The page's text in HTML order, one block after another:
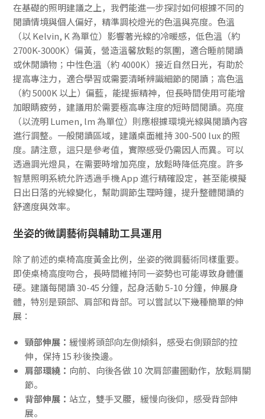
在基礎的照明建議之上，我們能進一步探討如何根據不同的
閱讀情境與個人偏好，精準調校燈光的色溫與亮度。色溫
（以 Kelvin, K 為單位）影響著光線的冷暖感，低色溫（約
2700K-3000K）偏黃，營造溫馨放鬆的氛圍，適合睡前閱讀
或休閒讀物；中性色溫（約 4000K）接近自然日光，有助於
提高專注力，適合學習或需要清晰辨識細節的閱讀；高色溫
（約 5000K 以上）偏藍，能提振精神，但長時間使用可能增
加眼睛疲勞，建議用於需要極高專注度的短時間閱讀。亮度
（以流明 Lumen, lm 為單位）則應根據環境光線與閱讀內容
進行調整。一般閱讀區域，建議桌面維持 300-500 lux 的照
度。請注意，這只是參考值，實際感受仍需因人而異。可以
透過調光燈具，在需要時增加亮度，放鬆時降低亮度。許多
智慧照明系統允許透過手機 App 進行精確設定，甚至能模擬
日出日落的光線變化，幫助調節生理時鐘，提升整體閱讀的
舒適度與效率。
坐姿的微調藝術與輔助工具運用
除了前述的桌椅高度黃金比例，坐姿的微調藝術同樣重要。
即使桌椅高度吻合，長時間維持同一姿勢也可能導致身體僵
硬。建議每閱讀 30-45 分鐘，起身活動 5-10 分鐘，伸展身
體，特別是頸部、肩部和背部。可以嘗試以下幾種簡單的伸
展：
頸部伸展：緩慢將頭部向左側傾斜，感受右側頸部的拉
伸，保持 15 秒後換邊。
肩部環繞： 向前、向後各做 10 次肩部畫圈動作，放鬆肩關
節。
背部伸展：站立，雙手叉腰，緩慢向後仰，感受背部伸
展。